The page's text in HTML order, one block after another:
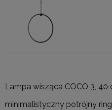
Lampa wisząca COCO 3, 40
minimalistyczny potrójny ring